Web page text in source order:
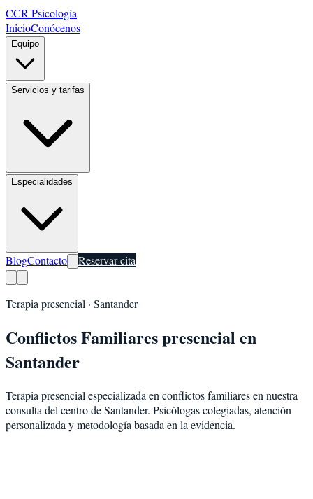
CCR Psicología
InicioConócenos
Equipo
Servicios y tarifas
Especialidades
BlogContacto Reservar cita
Terapia presencial · Santander
Conflictos Familiarespresencial en
Santander
Terapia presencial especializada en conflictos familiaresen nuestra
consulta del centro de Santander. Psicólogas colegiadas, atención
personalizada y metodología basada en la evidencia.